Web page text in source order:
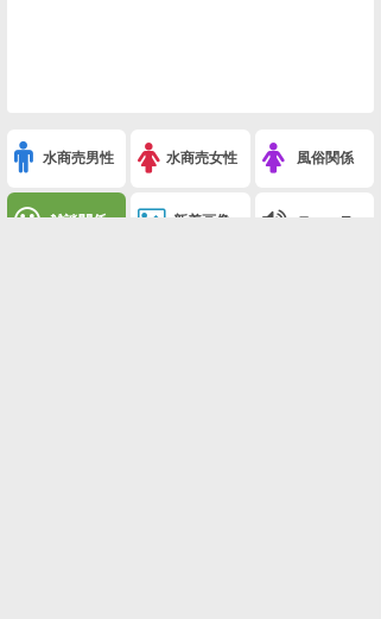
水商売男性 水商売女性 風俗関係
雑談関係 新着画像 ニュース